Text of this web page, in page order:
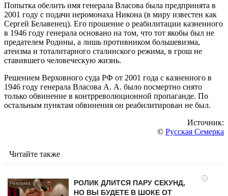
Попытка обелить имя генерала Власова была предпринята в
2001 году с подачи иеромонаха Никона (в миру известен как
Сергей Белавенец). Его прошение о реабилитации казненного
в 1946 году генерала основано на том, что тот якобы был не
предателем Родины, а лишь противником большевизма,
атеизма и тоталитарного сталинского режима, в грош не
ставившего человеческую жизнь.
Решением Верховного суда РФ от 2001 года с казненного в
1946 году генерала Власова А. А. было посмертно снято
только обвинение в контрреволюционной пропаганде. По
остальным пунктам обвинения он реабилитирован не был.
Источник:
© Русская Семерка
Читайте также
i
РОЛИК ДЛИТСЯ ПАРУ СЕКУНД,
НО ВЫ БУДЕТЕ В ШОКЕ ОТ